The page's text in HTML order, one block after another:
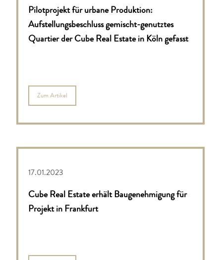
Pilotprojekt für urbane Produktion:
Aufstellungsbeschluss gemischt-genutztes
Quartier der Cube Real Estate in Köln gefasst
Zum Artikel
17.01.2023
Cube Real Estate erhält Baugenehmigung für
Projekt in Frankfurt